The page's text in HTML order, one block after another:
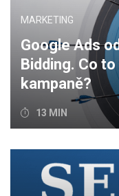
MARKETING
Google Ads
Bidding. Co
kampaně?
13 MIN